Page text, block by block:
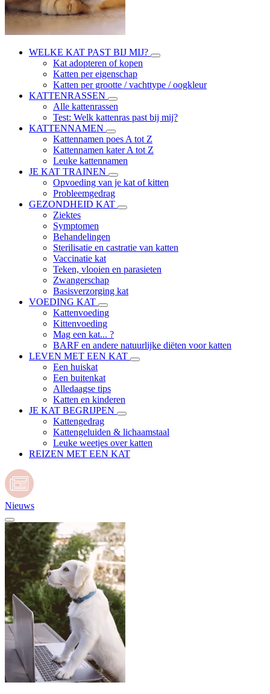
WELKE KAT PAST BIJ MIJ?
Kat adopteren of kopen
Katten per eigenschap
Katten per grootte / vachttype / oogkleur
KATTENRASSEN
Alle kattenrassen
Test: Welk kattenras past bij mij?
KATTENNAMEN
Kattennamen poes A tot Z
Kattennamen kater A tot Z
Leuke kattennamen
JE KAT TRAINEN
Opvoeding van je kat of kitten
Probleemgedrag
GEZONDHEID KAT
Ziektes
Symptomen
Behandelingen
Sterilisatie en castratie van katten
Vaccinatie kat
Teken, vlooien en parasieten
Zwangerschap
Basisverzorging kat
VOEDING KAT
Kattenvoeding
Kittenvoeding
Mag een kat... ?
BARF en andere natuurlijke diëten voor katten
LEVEN MET EEN KAT
Een huiskat
Een buitenkat
Alledaagse tips
Katten en kinderen
JE KAT BEGRIJPEN
Kattengedrag
Kattengeluiden & lichaamstaal
Leuke weetjes over katten
REIZEN MET EEN KAT
Nieuws